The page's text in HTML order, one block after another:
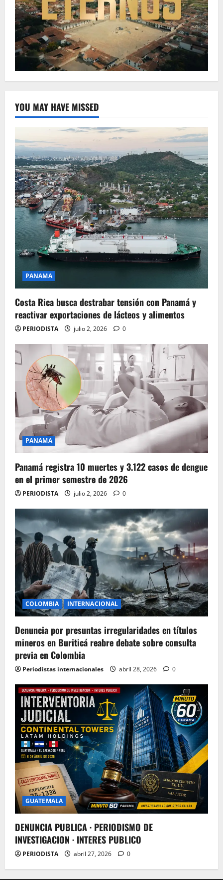
YOU MAY HAVE MISSED
PANAMA
Costa Rica busca destrabar tensión con Panamá y
reactivar exportaciones de lácteos y alimentos
PERIODISTA julio 2, 2026 0
PANAMA
Panamá registra 10 muertes y 3.122 casos de dengue
en el primer semestre de 2026
PERIODISTA julio 2, 2026 0
COLOMBIA INTERNACIONAL
Denuncia por presuntas irregularidades en títulos
mineros en Buriticá reabre debate sobre consulta
previa en Colombia
Periodistas internacionales abril 28, 2026 0
GUATEMALA
DENUNCIA PUBLICA · PERIODISMO DE
INVESTIGACION · INTERES PUBLICO
PERIODISTA abril 27, 2026 0